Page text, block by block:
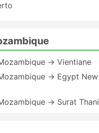
→ Vientiane
→ Egypt New
→ Surat Thani